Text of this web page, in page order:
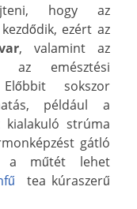
hogy az
ezért az
, valamint az
emésztési
sokszor
például a
kialakuló strúma
gátló
a műtét lehet
tea kúraszerű